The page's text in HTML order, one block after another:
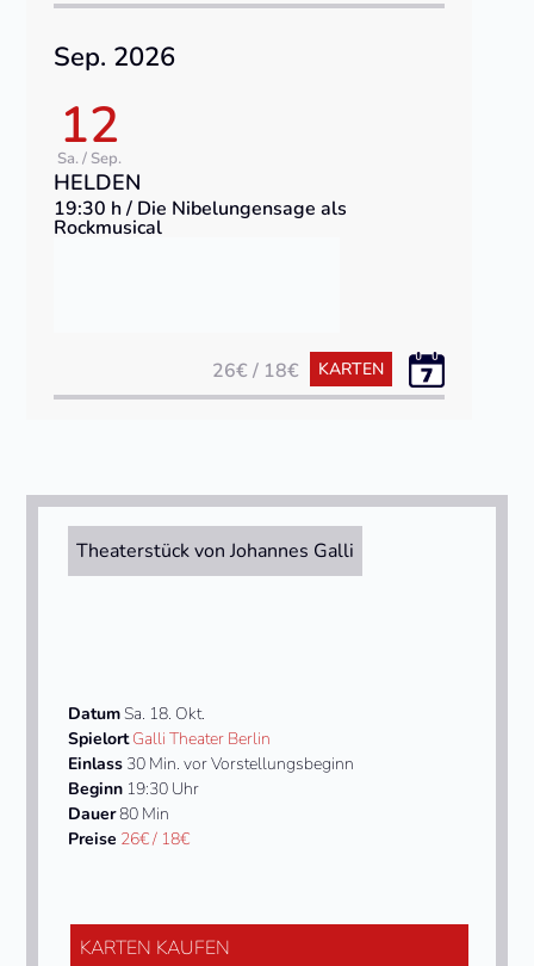
Sep. 2026
12
Sa. / Sep.
HELDEN
19:30 h / Die Nibelungensage als
Rockmusical
26€ / 18€ KARTEN
Theaterstück von Johannes Galli
DatumSa. 18. Okt.
SpielortGalli Theater Berlin
Einlass 30 Min. vor Vorstellungsbeginn
Beginn 19:30 Uhr
Dauer80 Min
Preise 26€ / 18€
KARTEN KAUFEN